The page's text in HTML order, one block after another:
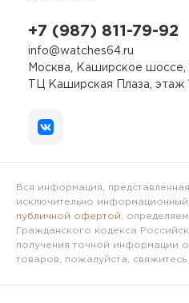
+7 (987) 811-79-92
info@watches64.ru
Москва, Каширское шоссе,
ТЦ Каширская Плаза, этаж
Вся информация,
исключительно информационный
публичной офертой ,
Гражданского кодекса
получения точной информации
товаров, пожалуйста,